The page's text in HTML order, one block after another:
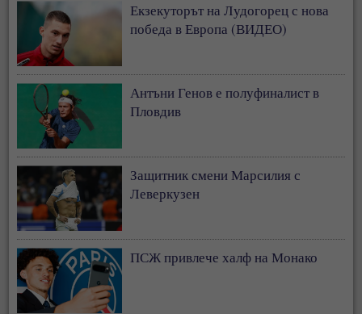
Екзекуторът на Лудогорец с нова
победа в Европа (ВИДЕО)
Антъни Генов е полуфиналист в
Пловдив
Защитник смени Марсилия с
Леверкузен
ПСЖ привлече халф на Монако